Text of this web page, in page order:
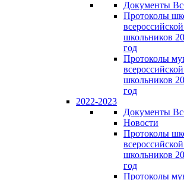
Документы
Протоколы
школьников
год
Протоколы
школьников
год
2022-2023
Документы
Новости
Протоколы
школьников
год
Протоколы